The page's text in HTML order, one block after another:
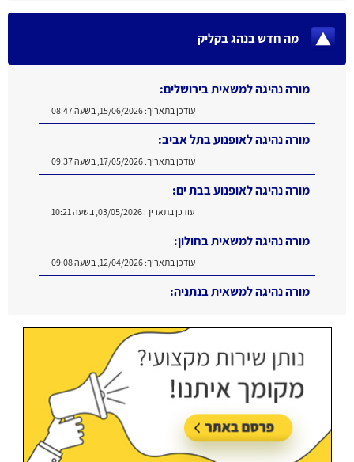
מה חדש בנהג בקליק
מורה נהיגה למשאית בירושלים:
עודכן בתאריך:15/06/2026, בשעה 08:47
מורה נהיגה לאופנוע בתל אביב:
עודכן בתאריך:17/05/2026, בשעה 09:37
מורה נהיגה לאופנוע בבת ים:
עודכן בתאריך:03/05/2026, בשעה 10:21
מורה נהיגה למשאית בחולון:
עודכן בתאריך:12/04/2026, בשעה 09:08
מורה נהיגה למשאית בנתניה: